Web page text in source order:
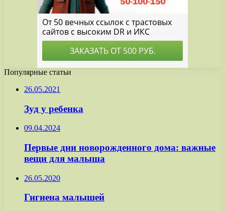
Популярные статьи
26.05.2021
Зуд у ребенка
09.04.2024
Первые дни новорожденного дома: важные
вещи для малыша
26.05.2020
Гигиена малышей